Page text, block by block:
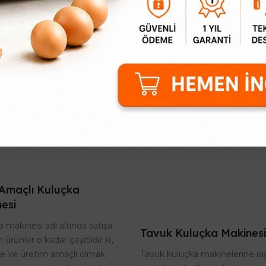
Tavşan Otomatik Suluk
118,99₺
Otomatik Suluk montajı
ve hızlı yapılır. 6 parçadan
Nipel Suluk
57,11₺
mesafelerde monte
kanatlı hayvanların su
karşılanır. Nipel suluk ucunda
metal parçaya ..
Kuluçka
makinesi adı altında satışa
ürünler o kadar çeşitlidir ki,
ve üretim amaçlı olmak
Tavuk Kuluçka Makinesi
Tavuk kuluçka makinelerine